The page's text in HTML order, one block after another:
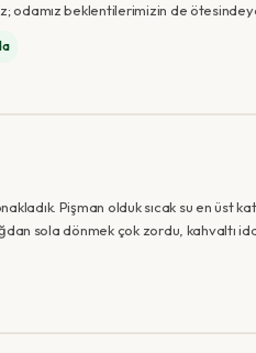
odamız beklentilerimizin de
Pişman olduk sıcak su en üst
sola dönmek çok zordu, kahvaltı